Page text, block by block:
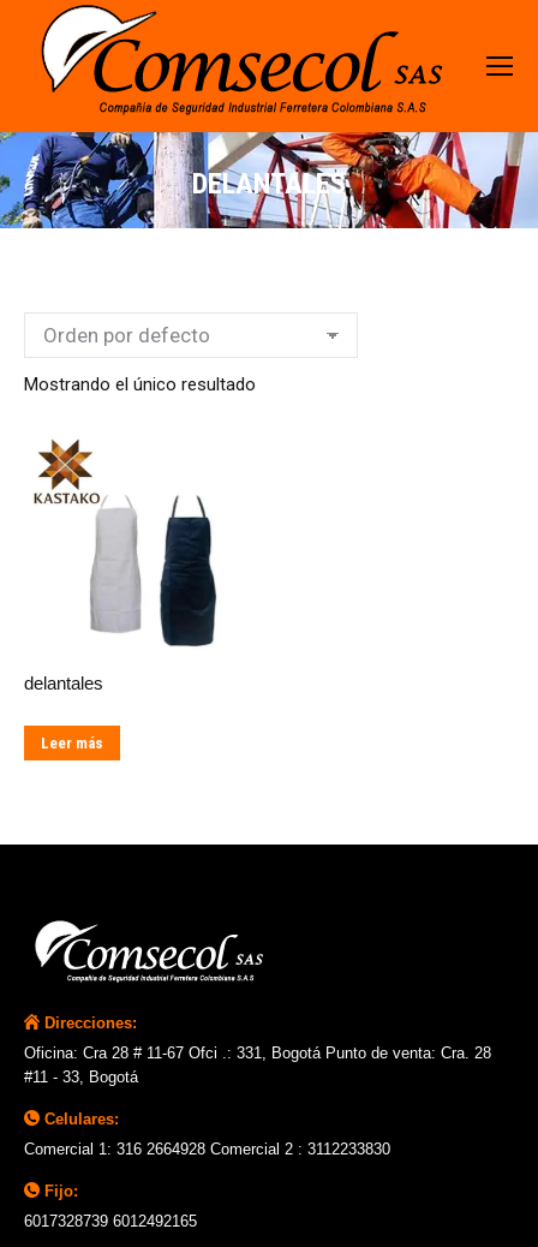
DELANTALES
Mostrando el único resultado
delantales
Leer más
Direcciones:
Oficina: Cra 28 # 11-67 Ofci .: 331, Bogotá Punto de venta: Cra. 28
#11 - 33, Bogotá
Celulares:
Comercial 1: 316 2664928 Comercial 2 : 3112233830
Fijo:
6017328739 6012492165